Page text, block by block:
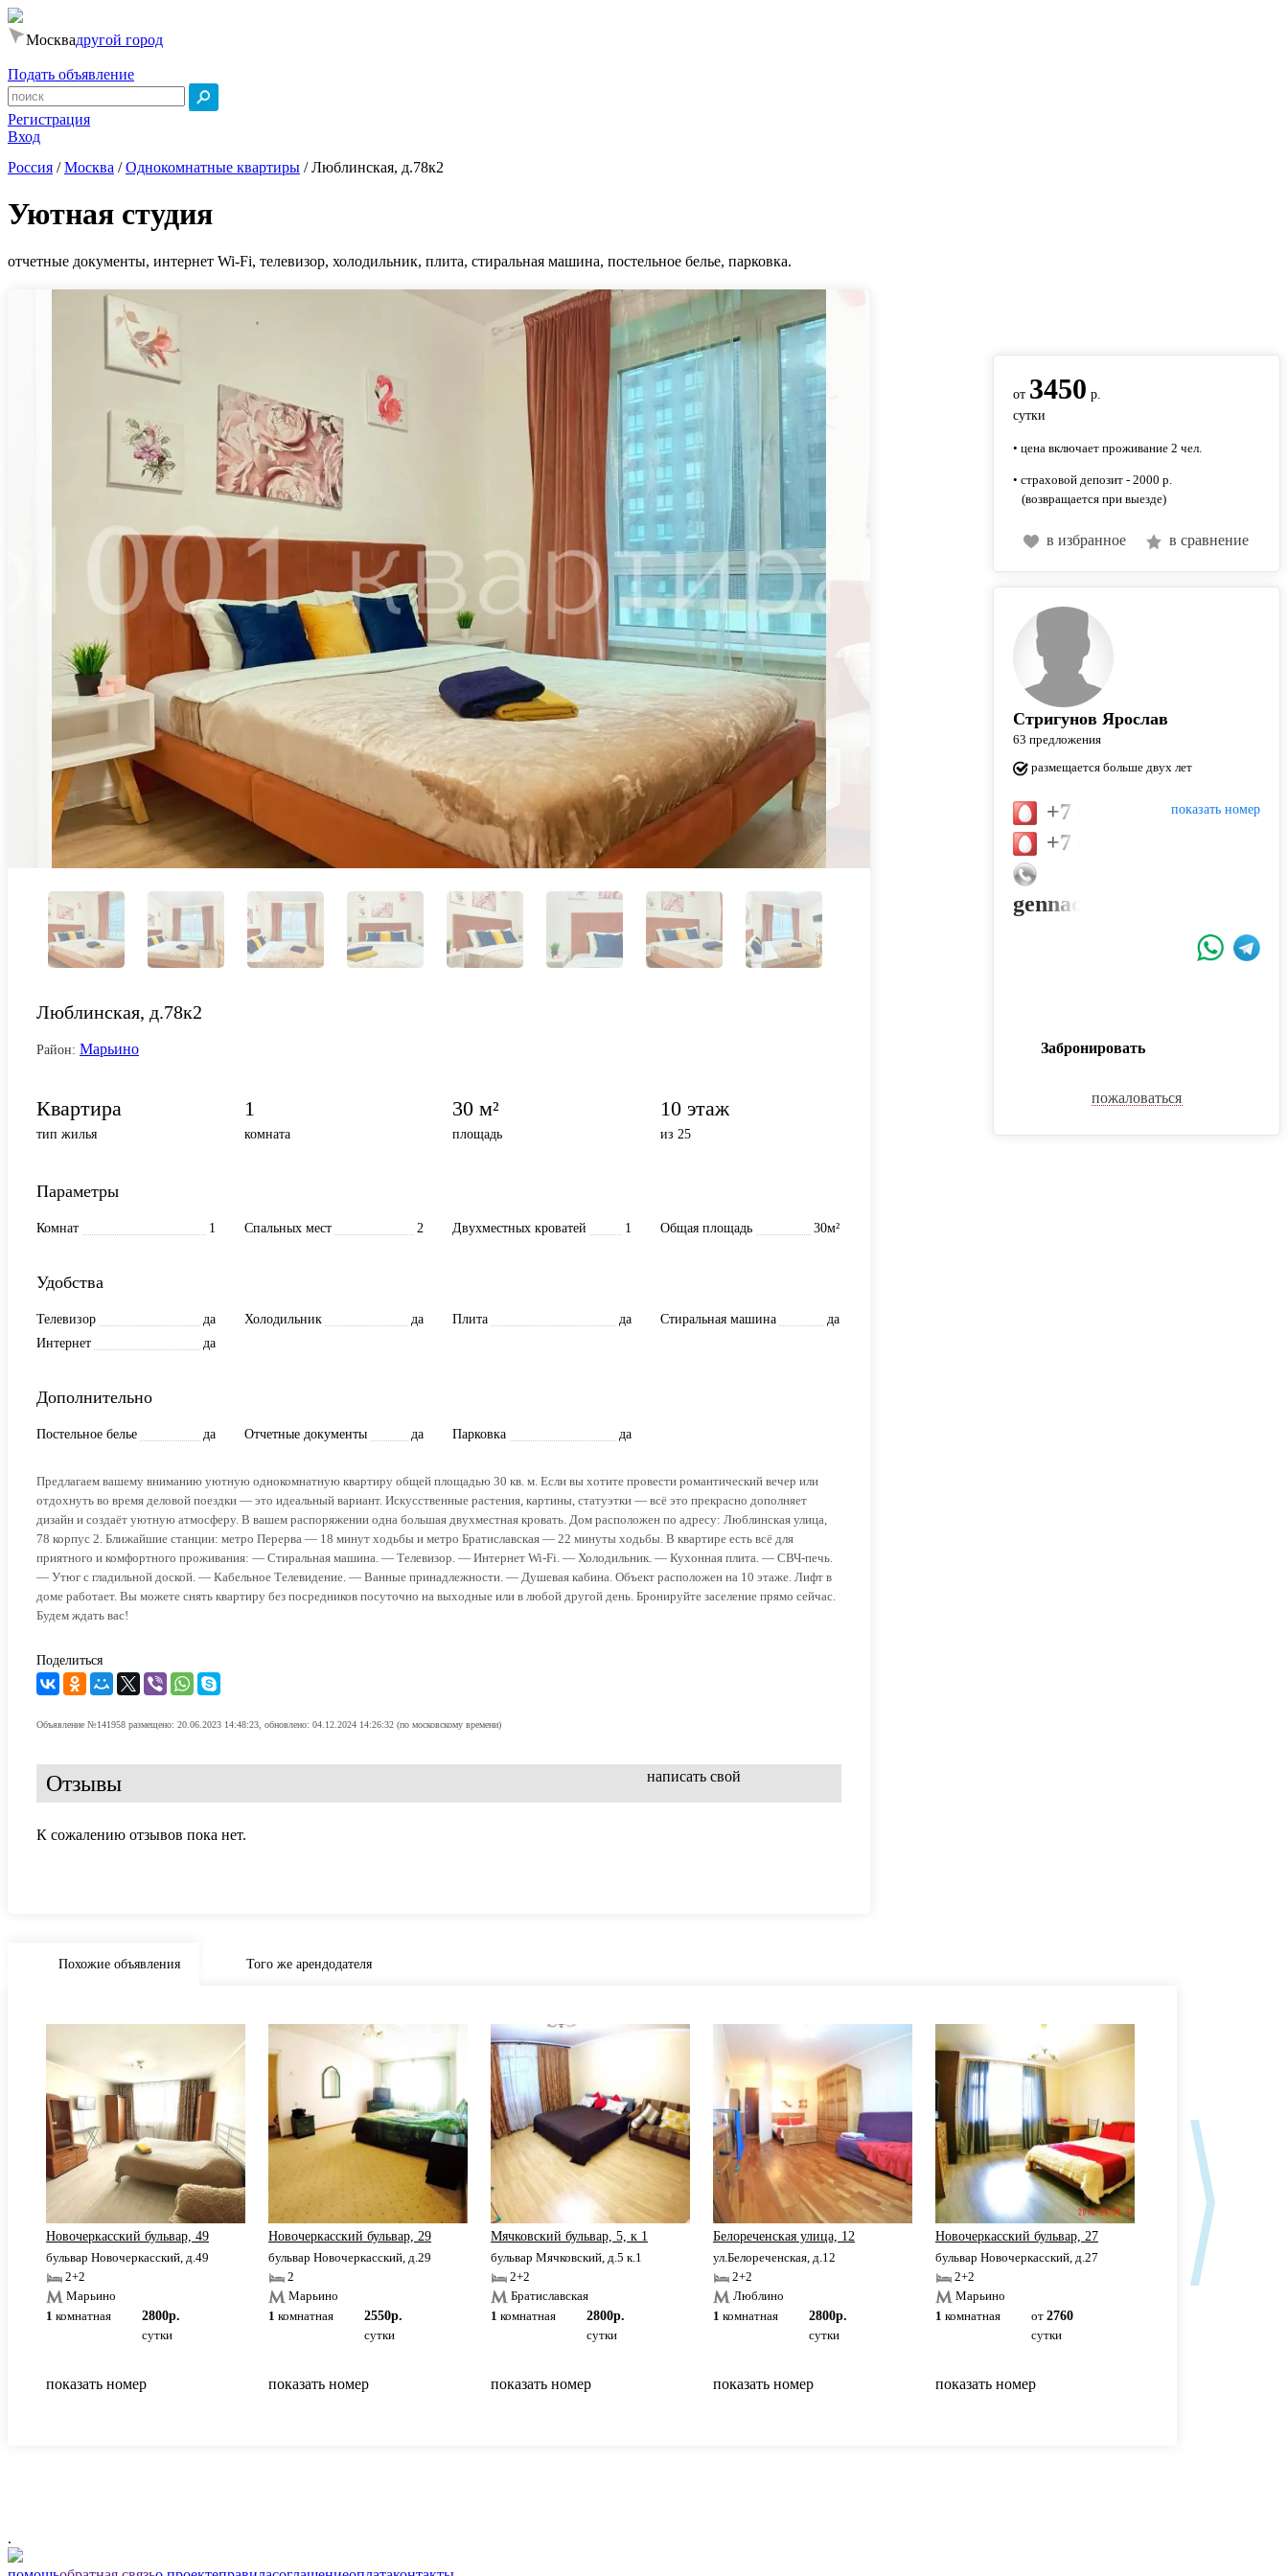
Москвадругой город
Подать объявление
Регистрация
Вход
Россия /Москва /Однокомнатные квартиры /Люблинская, д.78к2
Уютная студия
отчетные документы, интернет Wi-Fi, телевизор, холодильник, плита, стиральная машина, постельное белье, парковка.
Люблинская, д.78к2
Район: Марьино
Квартира
тип жилья
1
комната
30 м²
площадь
10 этаж
из 25
Параметры
Комнат 1 Спальных мест 2 Двухместных кроватей 1 Общая площадь 30м²
Удобства
Телевизор да Холодильник да Плита да Стиральная машина
да
Интернет
да
Дополнительно
Постельное белье да Отчетные документы да Парковка да
Предлагаем вашему вниманию уютную однокомнатную квартиру общей площадью 30 кв. м. Если вы хотите провести романтический вечер или
отдохнуть во время деловой поездки — это идеальный вариант. Искусственные растения, картины, статуэтки — всё это прекрасно дополняет
дизайн и создаёт уютную атмосферу. В вашем распоряжении одна большая двухместная кровать. Дом расположен по адресу: Люблинская улица,
78 корпус 2. Ближайшие станции: метро Перерва — 18 минут ходьбы и метро Братиславская — 22 минуты ходьбы. В квартире есть всё для
приятного и комфортного проживания: — Стиральная машина. — Телевизор. — Интернет Wi-Fi. — Холодильник. — Кухонная плита. — СВЧ-печь.
— Утюг с гладильной доской. — Кабельное Телевидение. — Ванные принадлежности. — Душевая кабина. Объект расположен на 10 этаже. Лифт в
доме работает. Вы можете снять квартиру без посредников посуточно на выходные или в любой другой день. Бронируйте заселение прямо сейчас.
Будем ждать вас!
Поделиться
Объявление №141958 размещено: 20.06.2023 14:48:23, обновлено: 04.12.2024 14:26:32 (по московскому времени)
Отзывы написать свой
К сожалению отзывов пока нет.
от 3450 р.
сутки
• цена включает проживание 2 чел.
• страховой депозит - 2000 р.
(возвращается при выезде)
в избранное в сравнение
Стригунов Ярослав
63 предложения
размещается больше двух лет
показать номер
+7 (905) 438-07-58
+7 (926) 929-29-62
Забронировать
пожаловаться
Похожие объявления Того же арендодателя
Новочеркасский бульвар, 49
бульвар Новочеркасский, д.49
2+2
Марьино
1 комнатная
2800р.
сутки
показать номер
Новочеркасский бульвар, 29
бульвар Новочеркасский, д.29
2
Марьино
1 комнатная
2550р.
сутки
показать номер
Мячковский бульвар, 5, к 1
бульвар Мячковский, д.5 к.1
2+2
Братиславская
1 комнатная
2800р.
сутки
показать номер
Белореченская улица, 12
ул.Белореченская, д.12
2+2
Люблино
1 комнатная
2800р.
сутки
показать номер
Новочеркасский бульвар, 27
бульвар Новочеркасский, д.27
2+2
Марьино
1 комнатная от 2760
сутки
показать номер
Уютная 1-комнатная
ул.Люблинская, д.76к5
2+2
.